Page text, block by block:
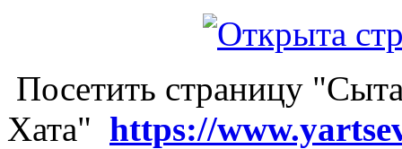
Посетить страницу
Хата" https://